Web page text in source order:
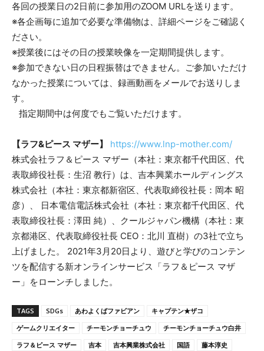
各回の授業日の2日前に参加用のZOOM URLを送ります。
※各企画毎に追加で必要な準備物は、詳細ページをご確認く
ださい。
※授業後にはその日の授業映像を一定期間提供します。
※参加できない日の日程振替はできません。ご参加いただけ
なかった授業については、録画動画をメールでお送りしま
す。
指定期間中は何度でもご覧いただけます。
【ラフ&ピース マザー】
https://www.lnp-mother.com/
株式会社ラフ＆ピース マザー（本社：東京都千代田区、代
表取締役社長：生沼 教行）は、吉本興業ホールディングス
株式会社（本社：東京都新宿区、代表取締役社長：岡本 昭
彦）、 日本電信電話株式会社（本社：東京都千代田区、代
表取締役社長：澤田 純）、クールジャパン機構（本社：東
京都港区、代表取締役社長 CEO：北川 直樹）の3社で立ち
上げました。 2021年3月20日より、遊びと学びのコンテン
ツを配信する新オンラインサービス「ラフ＆ピース マザ
ー」をローンチしました。
TAGS SDGs あわよくばファビアン
キャプテン★ザコ
ゲームクリエイター
チーモンチョーチュウ
チーモンチョーチュウ白井
ラフ＆ピース マザー
吉本 吉本興業株式会社 国語 藤本淳史